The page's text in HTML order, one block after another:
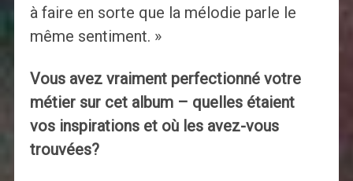
à faire en sorte que la mélodie parle le
même sentiment. »
Vous avez vraiment perfectionné votre
métier sur cet album – quelles étaient
vos inspirations et où les avez-vous
trouvées?